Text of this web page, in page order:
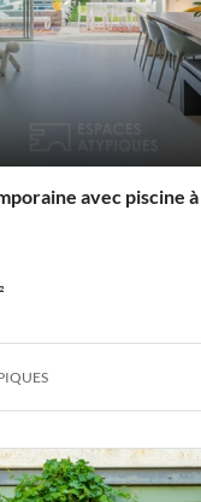
avec piscine à